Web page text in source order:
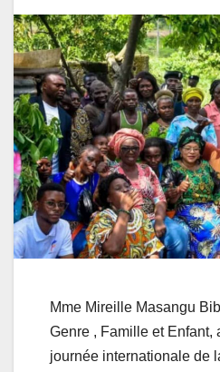
Mme Mireille Masangu
Genre , Famille et Enfant,
journée internationale de